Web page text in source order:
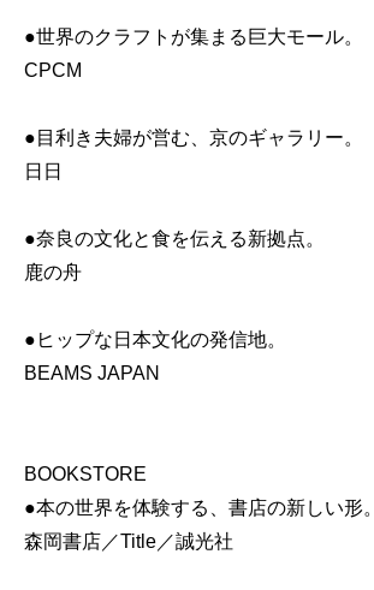
●世界のクラフトが集まる巨大モール。
CPCM
●目利き夫婦が営む、京のギャラリー。
日日
●奈良の文化と食を伝える新拠点。
鹿の舟
●ヒップな日本文化の発信地。
BEAMS JAPAN
BOOKSTORE
●本の世界を体験する、書店の新しい形。
森岡書店／Title／誠光社